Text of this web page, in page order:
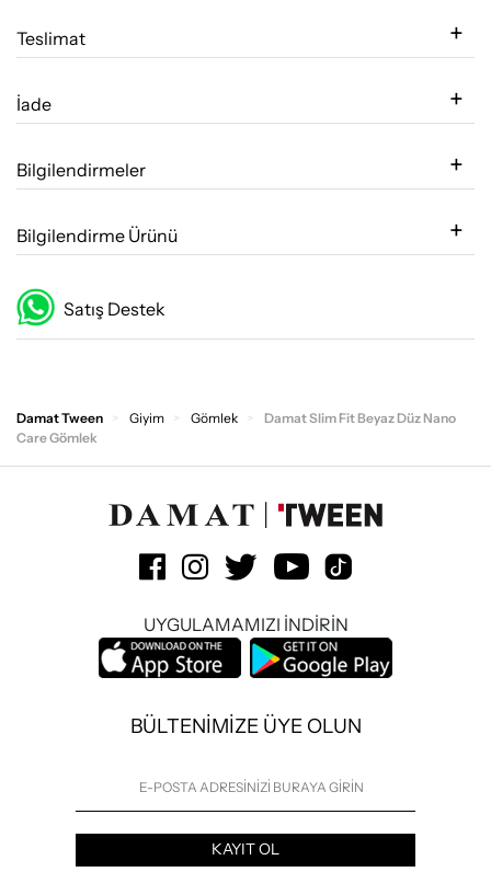
Teslimat
İade
Bilgilendirmeler
Bilgilendirme Ürünü
Satış Destek
Damat Tween Giyim Gömlek
Damat Slim Fit Beyaz Düz Nano
Care Gömlek
UYGULAMAMIZI İNDİRİN
BÜLTENİMİZE ÜYE OLUN
KAYIT OL